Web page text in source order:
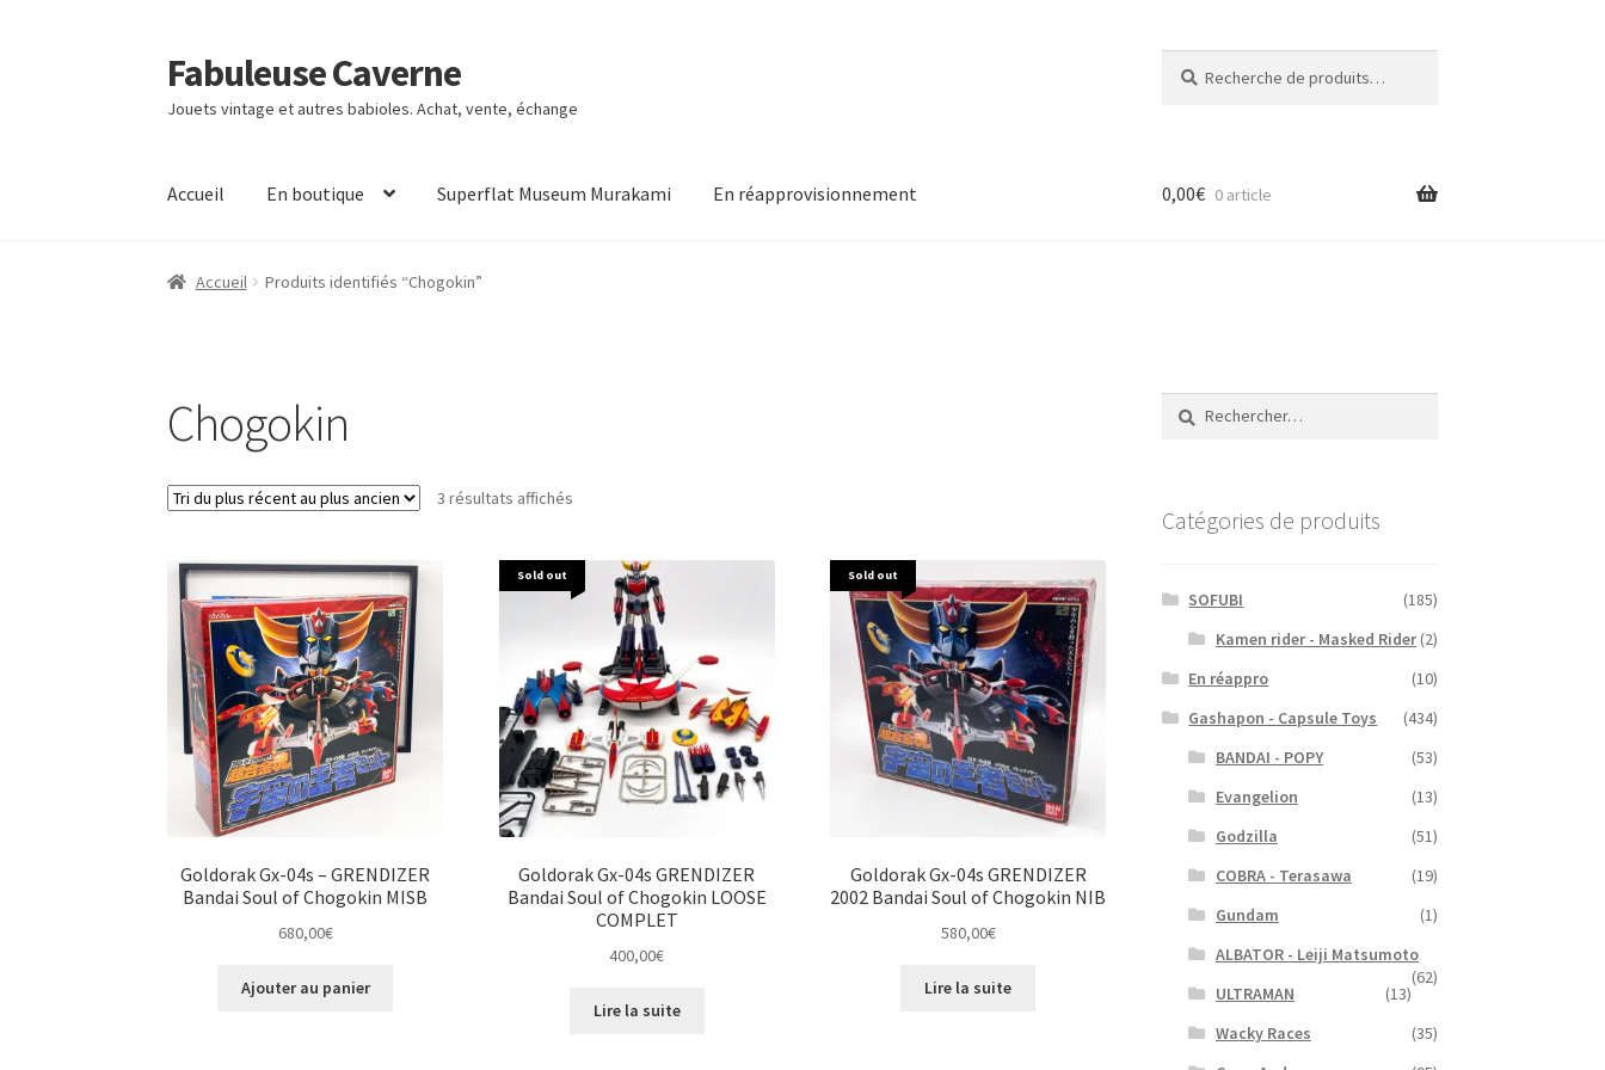
Aller
à
la
Aller
au
contenu
Fabuleuse Caverne
Jouets vintage et autres babioles. Achat, vente, échange
pour :
Accueil En boutique Superflat Museum Murakami En réapprovisionnement 0,00€ 0 article
Accueil Produits identifiés “Chogokin”
Chogokin
3 résultats affichés
récent
au
ancien
Goldorak Gx-04s – GRENDIZER
Bandai Soul of Chogokin MISB
680,00€
Ajouter au panier
Sold out
Goldorak Gx-04s GRENDIZER
Bandai Soul of Chogokin LOOSE
COMPLET
400,00€
Lire la suite
Sold out
Goldorak Gx-04s GRENDIZER
2002 Bandai Soul of Chogokin NIB
580,00€
Lire la suite
Rechercher :
Catégories de produits
SOFUBI
(185)
Kamen rider - Masked Rider (2)
En réappro
(10)
Gashapon - Capsule Toys
(434)
BANDAI - POPY
(53)
Evangelion
(13)
Godzilla
(51)
COBRA - Terasawa
(19)
Gundam
(1)
ALBATOR - Leiji Matsumoto
(62)
ULTRAMAN
(13)
Wacky Races
(35)